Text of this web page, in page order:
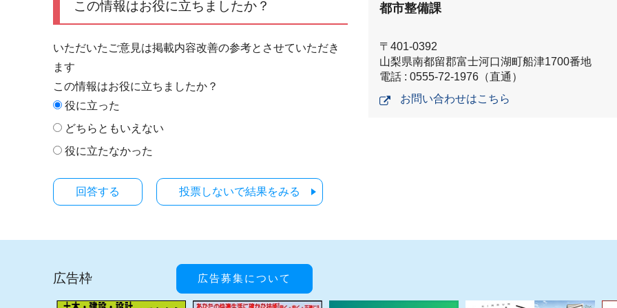
この情報はお役に立ちましたか？
いただいたご意見は掲載内容改善の参考とさせていただき
ます
この情報はお役に立ちましたか？
役に立った
どちらともいえない
役に立たなかった
投票しないで結果をみる
都市整備課
〒401-0392
山梨県南都留郡富士河口湖町船津1700番地
電話 : 0555-72-1976（直通）
お問い合わせはこちら
広告枠 広告募集について